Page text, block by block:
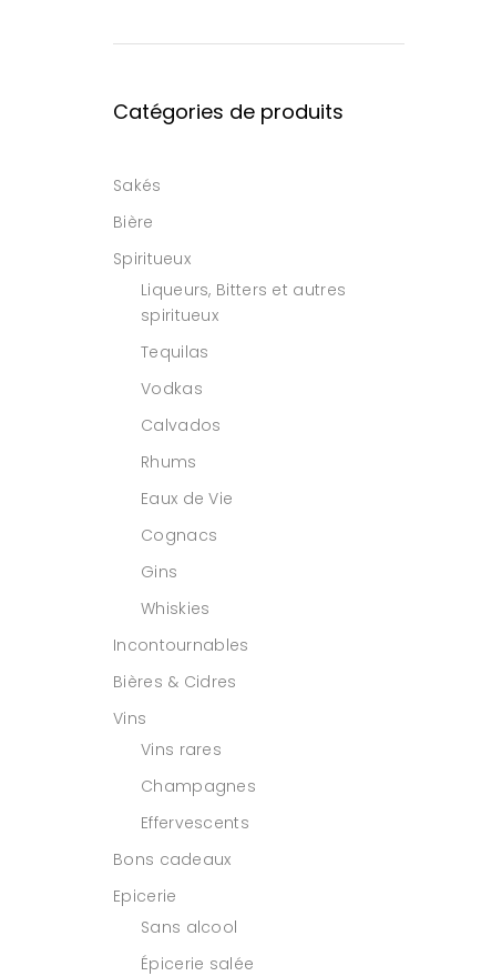
Catégories de produits
Sakés
Bière
Spiritueux
Liqueurs, Bitters et autres
spiritueux
Tequilas
Vodkas
Calvados
Rhums
Eaux de Vie
Cognacs
Gins
Whiskies
Incontournables
Bières & Cidres
Vins
Vins rares
Champagnes
Effervescents
Bons cadeaux
Epicerie
Sans alcool
Épicerie salée